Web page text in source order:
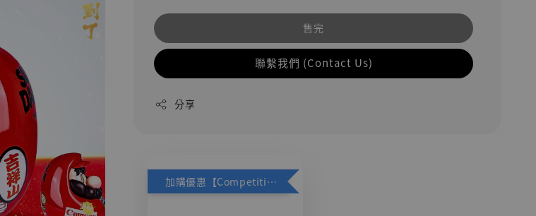
售完
聯繫我們 (Contact Us)
分享
加購優惠【Competitive Toys 梅西 [CM001]】